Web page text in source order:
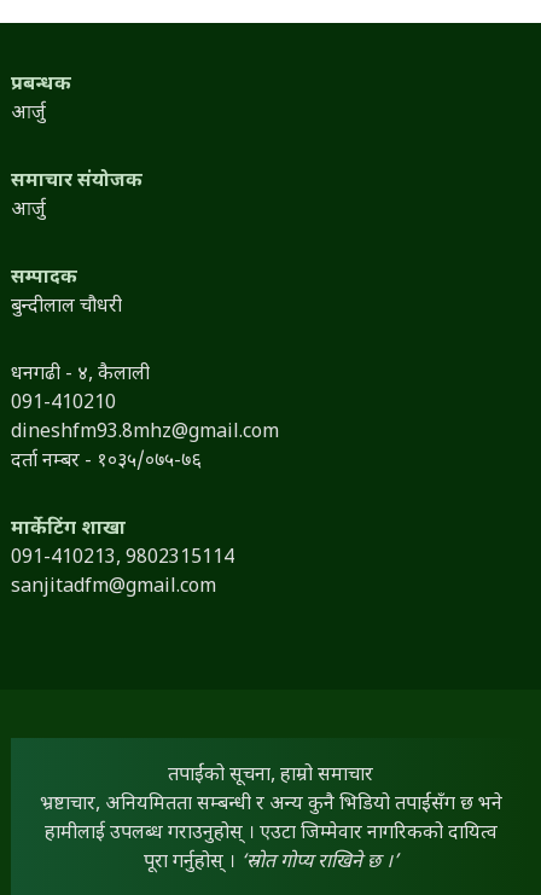
प्रबन्धक
आर्जु
समाचार संयोजक
आर्जु
सम्पादक
बुन्दीलाल चौधरी
धनगढी - ४, कैलाली
091-410210
dineshfm93.8mhz@gmail.com
दर्ता नम्बर - १०३५/०७५-७६
मार्केटिंग शाखा
091-410213, 9802315114
sanjitadfm@gmail.com
तपाईंको सूचना, हाम्रो समाचार
भ्रष्टाचार, अनियमितता सम्बन्धी र अन्य कुनै भिडियो तपाईंसँग छ भने
हामीलाई उपलब्ध गराउनुहोस् । एउटा जिम्मेवार नागरिकको दायित्व
पूरा गर्नुहोस् । ‘स्रोत गोप्य राखिने छ ।’